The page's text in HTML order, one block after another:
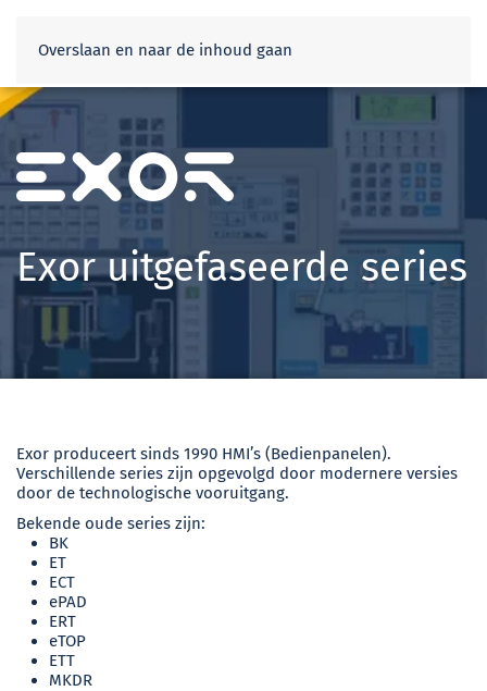
Overslaan en naar de inhoud gaan
Exor uitgefaseerde series
Exor produceert sinds 1990 HMI’s (Bedienpanelen).
Verschillende series zijn opgevolgd door modernere versies
door de technologische vooruitgang.
Bekende oude series zijn:
BK
ET
ECT
ePAD
ERT
eTOP
ETT
MKDR